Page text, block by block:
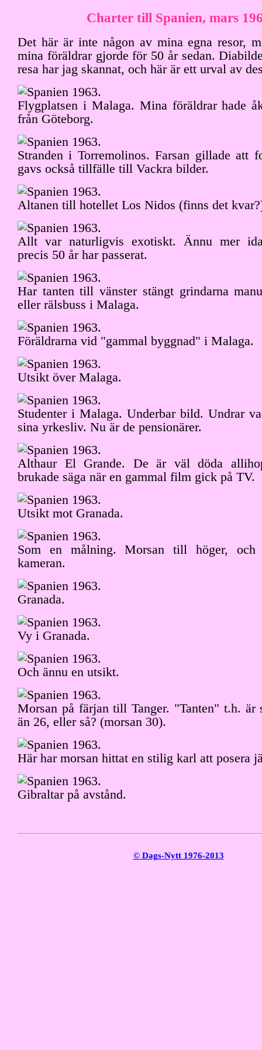
Charter till Spanien, mars
Det här är inte någon av mina egna resor,
mina föräldrar gjorde för 50 år sedan.
resa har jag skannat, och här är ett urval av
Flygplatsen i Malaga. Mina föräldrar hade
från Göteborg.
Stranden i Torremolinos. Farsan gillade att
gavs också tillfälle till Vackra bilder.
Altanen till hotellet Los Nidos (finns det
Allt var naturligvis exotiskt. Ännu mer
precis 50 år har passerat.
Har tanten till vänster stängt grindarna
eller rälsbuss i Malaga.
Föräldrarna vid "gammal byggnad" i Malaga.
Utsikt över Malaga.
Studenter i Malaga. Underbar bild. Undrar
sina yrkesliv. Nu är de pensionärer.
Althaur El Grande. De är väl döda
brukade säga när en gammal film gick på TV.
Utsikt mot Granada.
Som en målning. Morsan till höger, och
kameran.
Granada.
Vy i Granada.
Och ännu en utsikt.
Morsan på färjan till Tanger. "Tanten" t.h. är
än 26, eller så? (morsan 30).
Här har morsan hittat en stilig karl att posera
Gibraltar på avstånd.
© Dags-Nytt 1976-2013